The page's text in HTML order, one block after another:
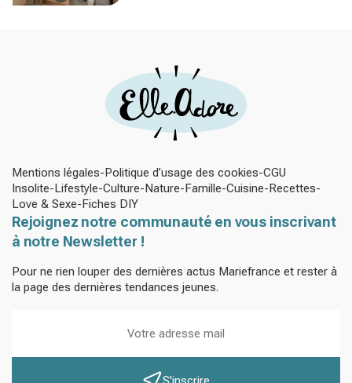
Mentions légales Politique d’usage des cookies CGU
Insolite Lifestyle Culture Nature Famille Cuisine Recettes
Love & Sexe Fiches DIY
Rejoignez notre communauté en vous inscrivant
à notre Newsletter !
Pour ne rien louper des dernières actus Mariefrance et rester à
la page des dernières tendances jeunes.